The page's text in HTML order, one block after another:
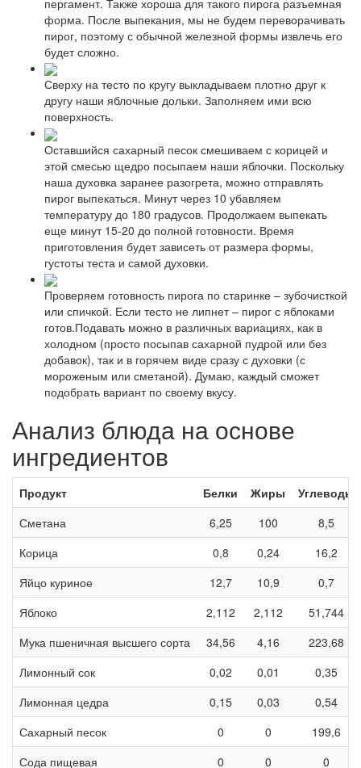
форма. После выпекания, мы не будем переворачивать
пирог, поэтому с обычной железной формы извлечь его
будет сложно.
Сверху на тесто по кругу выкладываем плотно друг к
другу наши яблочные дольки. Заполняем ими всю
поверхность.
Оставшийся сахарный песок смешиваем с корицей и
этой смесью щедро посыпаем наши яблочки. Поскольку
наша духовка заранее разогрета, можно отправлять
пирог выпекаться. Минут через 10 убавляем
температуру до 180 градусов. Продолжаем выпекать
еще минут 15-20 до полной готовности. Время
приготовления будет зависеть от размера формы,
густоты теста и самой духовки.
Проверяем готовность пирога по старинке – зубочисткой
или спичкой. Если тесто не липнет – пирог с яблоками
готов.Подавать можно в различных вариациях, как в
холодном (просто посыпав сахарной пудрой или без
добавок), так и в горячем виде сразу с духовки (с
мороженым или сметаной). Думаю, каждый сможет
подобрать вариант по своему вкусу.
Анализ блюда на основе
ингредиентов
Продукт Белки Жиры
Углеводы
Сметана
6,25 100
8,5
Корица
0,8 0,24
16,2
Яйцо куриное
12,7 10,9
0,7
Яблоко
2,112 2,112
51,744
Мука пшеничная высшего сорта
34,56 4,16
223,68
Лимонный сок
0,02 0,01
0,35
Лимонная цедра
0,15 0,03
0,54
Сахарный песок
0 0
199,6
Сода пищевая
0 0
0